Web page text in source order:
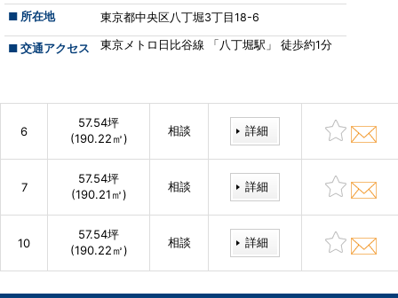
■ 所在地 東京都中央区八丁堀3丁目18-6
■ 交通アクセス 東京メトロ日比谷線 「八丁堀駅」 徒歩約1分
6
57.54坪
(190.22㎡)
相談 詳細
7
57.54坪
(190.21㎡)
相談 詳細
10
57.54坪
(190.22㎡)
相談 詳細